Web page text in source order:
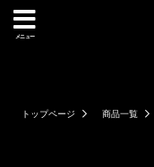
メニュー
トップページ 商品一覧